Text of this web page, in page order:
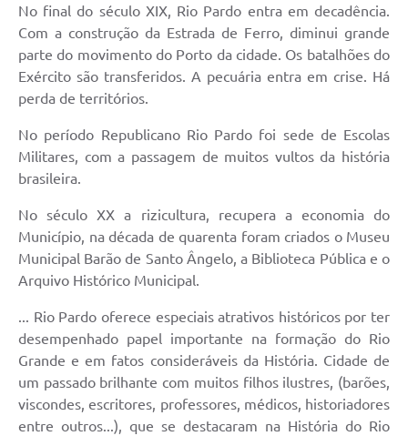
No final do século XIX, Rio Pardo entra em decadência.
Com a construção da Estrada de Ferro, diminui grande
parte do movimento do Porto da cidade. Os batalhões do
Exército são transferidos. A pecuária entra em crise. Há
perda de territórios.
No período Republicano Rio Pardo foi sede de Escolas
Militares, com a passagem de muitos vultos da história
brasileira.
No século XX a rizicultura, recupera a economia do
Município, na década de quarenta foram criados o Museu
Municipal Barão de Santo Ângelo, a Biblioteca Pública e o
Arquivo Histórico Municipal.
... Rio Pardo oferece especiais atrativos históricos por ter
desempenhado papel importante na formação do Rio
Grande e em fatos consideráveis da História. Cidade de
um passado brilhante com muitos filhos ilustres, (barões,
viscondes, escritores, professores, médicos, historiadores
entre outros...), que se destacaram na História do Rio